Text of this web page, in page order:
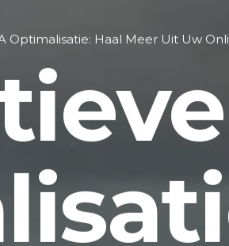
Optimalisatie: Haal Meer Uit Uw